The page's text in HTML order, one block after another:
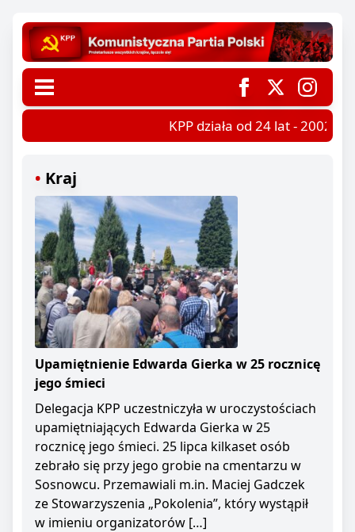
KPP działa od 24 lat - 2002-
Kraj
Upamiętnienie Edwarda Gierka w 25 rocznicę
jego śmieci
Delegacja KPP uczestniczyła w uroczystościach
upamiętniających Edwarda Gierka w 25
rocznicę jego śmieci. 25 lipca kilkaset osób
zebrało się przy jego grobie na cmentarzu w
Sosnowcu. Przemawiali m.in. Maciej Gadczek
ze Stowarzyszenia „Pokolenia”, który wystąpił
w imieniu organizatorów […]